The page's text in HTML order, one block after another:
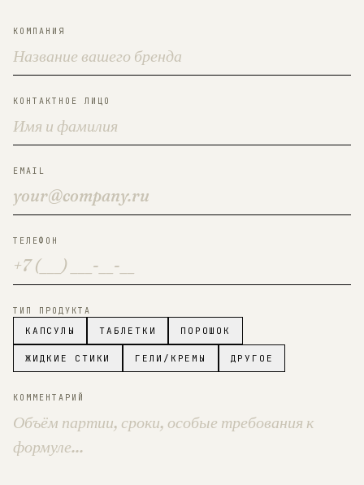
КОМПАНИЯ
КОНТАКТНОЕ ЛИЦО
EMAIL
ТЕЛЕФОН
ТИП ПРОДУКТА
КАПСУЛЫ ТАБЛЕТКИ ПОРОШОК
ЖИДКИЕ СТИКИ ГЕЛИ/КРЕМЫ ДРУГОЕ
КОММЕНТАРИЙ